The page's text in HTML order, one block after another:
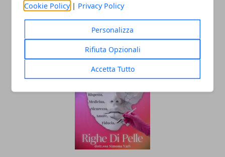
Cookie Policy | Privacy Policy
Personalizza
Rifiuta Opzionali
Accetta Tutto
Il professor Nuzzolese, a Torino come a
Bari: scienza e diritti umani nel nome
dell’identità perduta
20/11/2025